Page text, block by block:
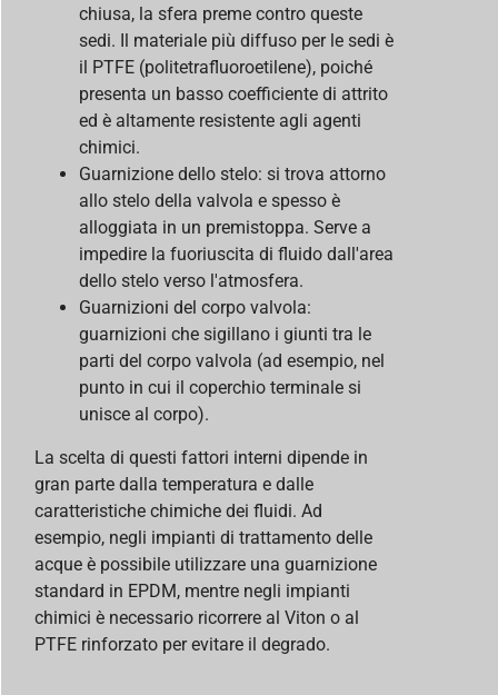
chiusa, la sfera preme contro queste
sedi. Il materiale più diffuso per le sedi è
il PTFE (politetrafluoroetilene), poiché
presenta un basso coefficiente di attrito
ed è altamente resistente agli agenti
chimici.
Guarnizione dello stelo: si trova attorno
allo stelo della valvola e spesso è
alloggiata in un premistoppa. Serve a
impedire la fuoriuscita di fluido dall'area
dello stelo verso l'atmosfera.
Guarnizioni del corpo valvola:
guarnizioni che sigillano i giunti tra le
parti del corpo valvola (ad esempio, nel
punto in cui il coperchio terminale si
unisce al corpo).
La scelta di questi fattori interni dipende in
gran parte dalla temperatura e dalle
caratteristiche chimiche dei fluidi. Ad
esempio, negli impianti di trattamento delle
acque è possibile utilizzare una guarnizione
standard in EPDM, mentre negli impianti
chimici è necessario ricorrere al Viton o al
PTFE rinforzato per evitare il degrado.